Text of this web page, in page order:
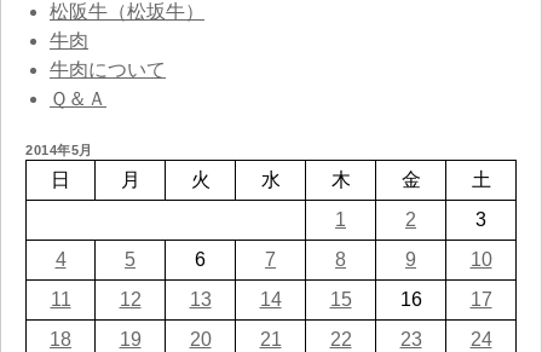
松阪牛（松坂牛）
牛肉
牛肉について
Ｑ＆Ａ
2014年5月
日 月 火 水 木 金
土
1
2
3
4
5 6 7 8 9
10
11
12 13 14 15 16
17
18
19 20 21 22 23
24